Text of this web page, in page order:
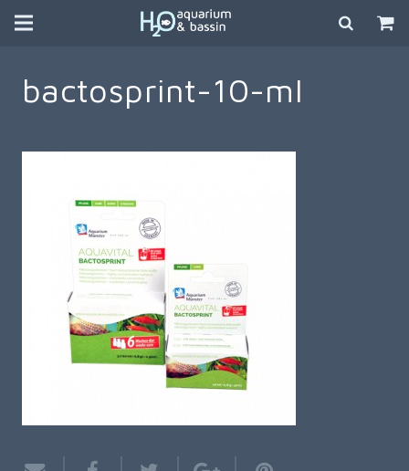
bactosprint-10-ml